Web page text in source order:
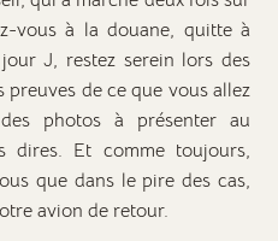
vous à la douane, quitte à
J, restez serein lors des
de ce que vous allez
photos à présenter au
dires. Et comme toujours,
que dans le pire des cas,
avion de retour.